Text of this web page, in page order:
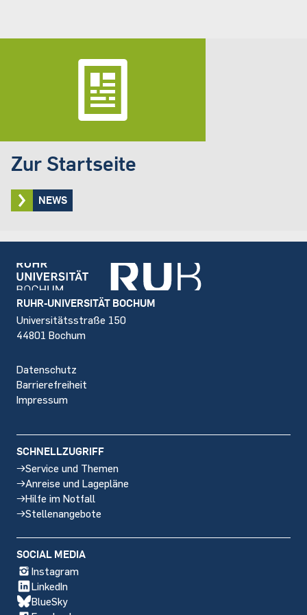
Zur Startseite
NEWS
Footer
RUHR-UNIVERSITÄT BOCHUM
Universitätsstraße 150
44801 Bochum
Datenschutz
Barrierefreiheit
Impressum
SCHNELLZUGRIFF
Service und Themen
Anreise und Lagepläne
Hilfe im Notfall
Stellenangebote
SOCIAL MEDIA
Instagram
LinkedIn
BlueSky